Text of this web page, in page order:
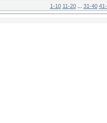
1-10 11-20 31-40